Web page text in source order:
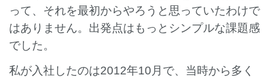
って、それを最初からやろうと思っていたわけで
はありません。出発点はもっとシンプルな課題感
でした。
私が入社したのは2012年10月で、当時から多く